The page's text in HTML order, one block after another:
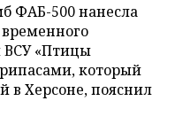
ФАБ-500 нанесла
ВСУ «Птицы
который
в Херсоне, пояснил